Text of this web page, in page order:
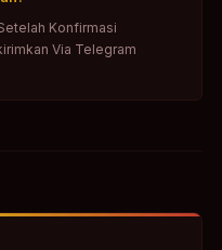
Konfirmasi
Via Telegram